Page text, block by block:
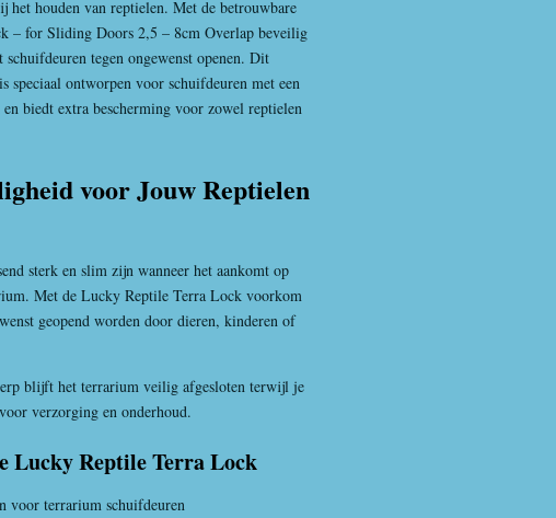
het houden van reptielen. Met de betrouwbare
– for Sliding Doors 2,5 – 8cm Overlap beveilig
tegen ongewenst openen. Dit
speciaal ontworpen voor schuifdeuren met een
biedt extra bescherming voor zowel reptielen
voor Jouw Reptielen
sterk en slim zijn wanneer het aankomt op
Met de Lucky Reptile Terra Lock voorkom
geopend worden door dieren, kinderen of
blijft het terrarium veilig afgesloten terwijl je
verzorging en onderhoud.
Lucky Reptile Terra Lock
voor terrarium schuifdeuren